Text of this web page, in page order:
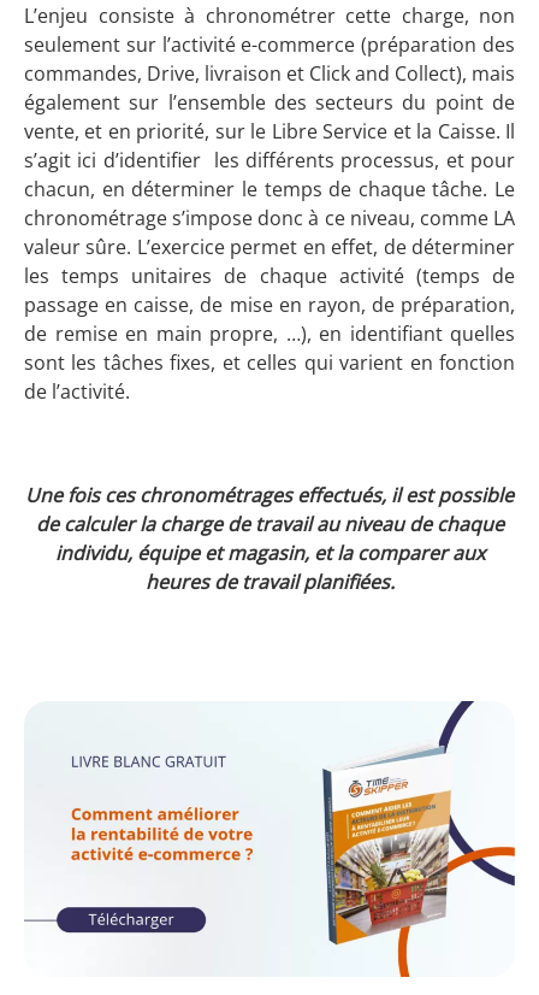
L’enjeu consiste à chronométrer cette charge, non
seulement sur l’activité e-commerce (préparation des
commandes, Drive, livraison et Click and Collect), mais
également sur l’ensemble des secteurs du point de
vente, et en priorité, sur le Libre Service et la Caisse. Il
s’agit ici d’identifier les différents processus, et pour
chacun, en déterminer le temps de chaque tâche. Le
chronométrage s’impose donc à ce niveau, comme LA
valeur sûre. L’exercice permet en effet, de déterminer
les temps unitaires de chaque activité (temps de
passage en caisse, de mise en rayon, de préparation,
de remise en main propre, …), en identifiant quelles
sont les tâches fixes, et celles qui varient en fonction
de l’activité.
Une fois ces chronométrages effectués, il est possible
de calculer la charge de travail au niveau de chaque
individu, équipe et magasin, et la comparer aux
heures de travail planifiées.